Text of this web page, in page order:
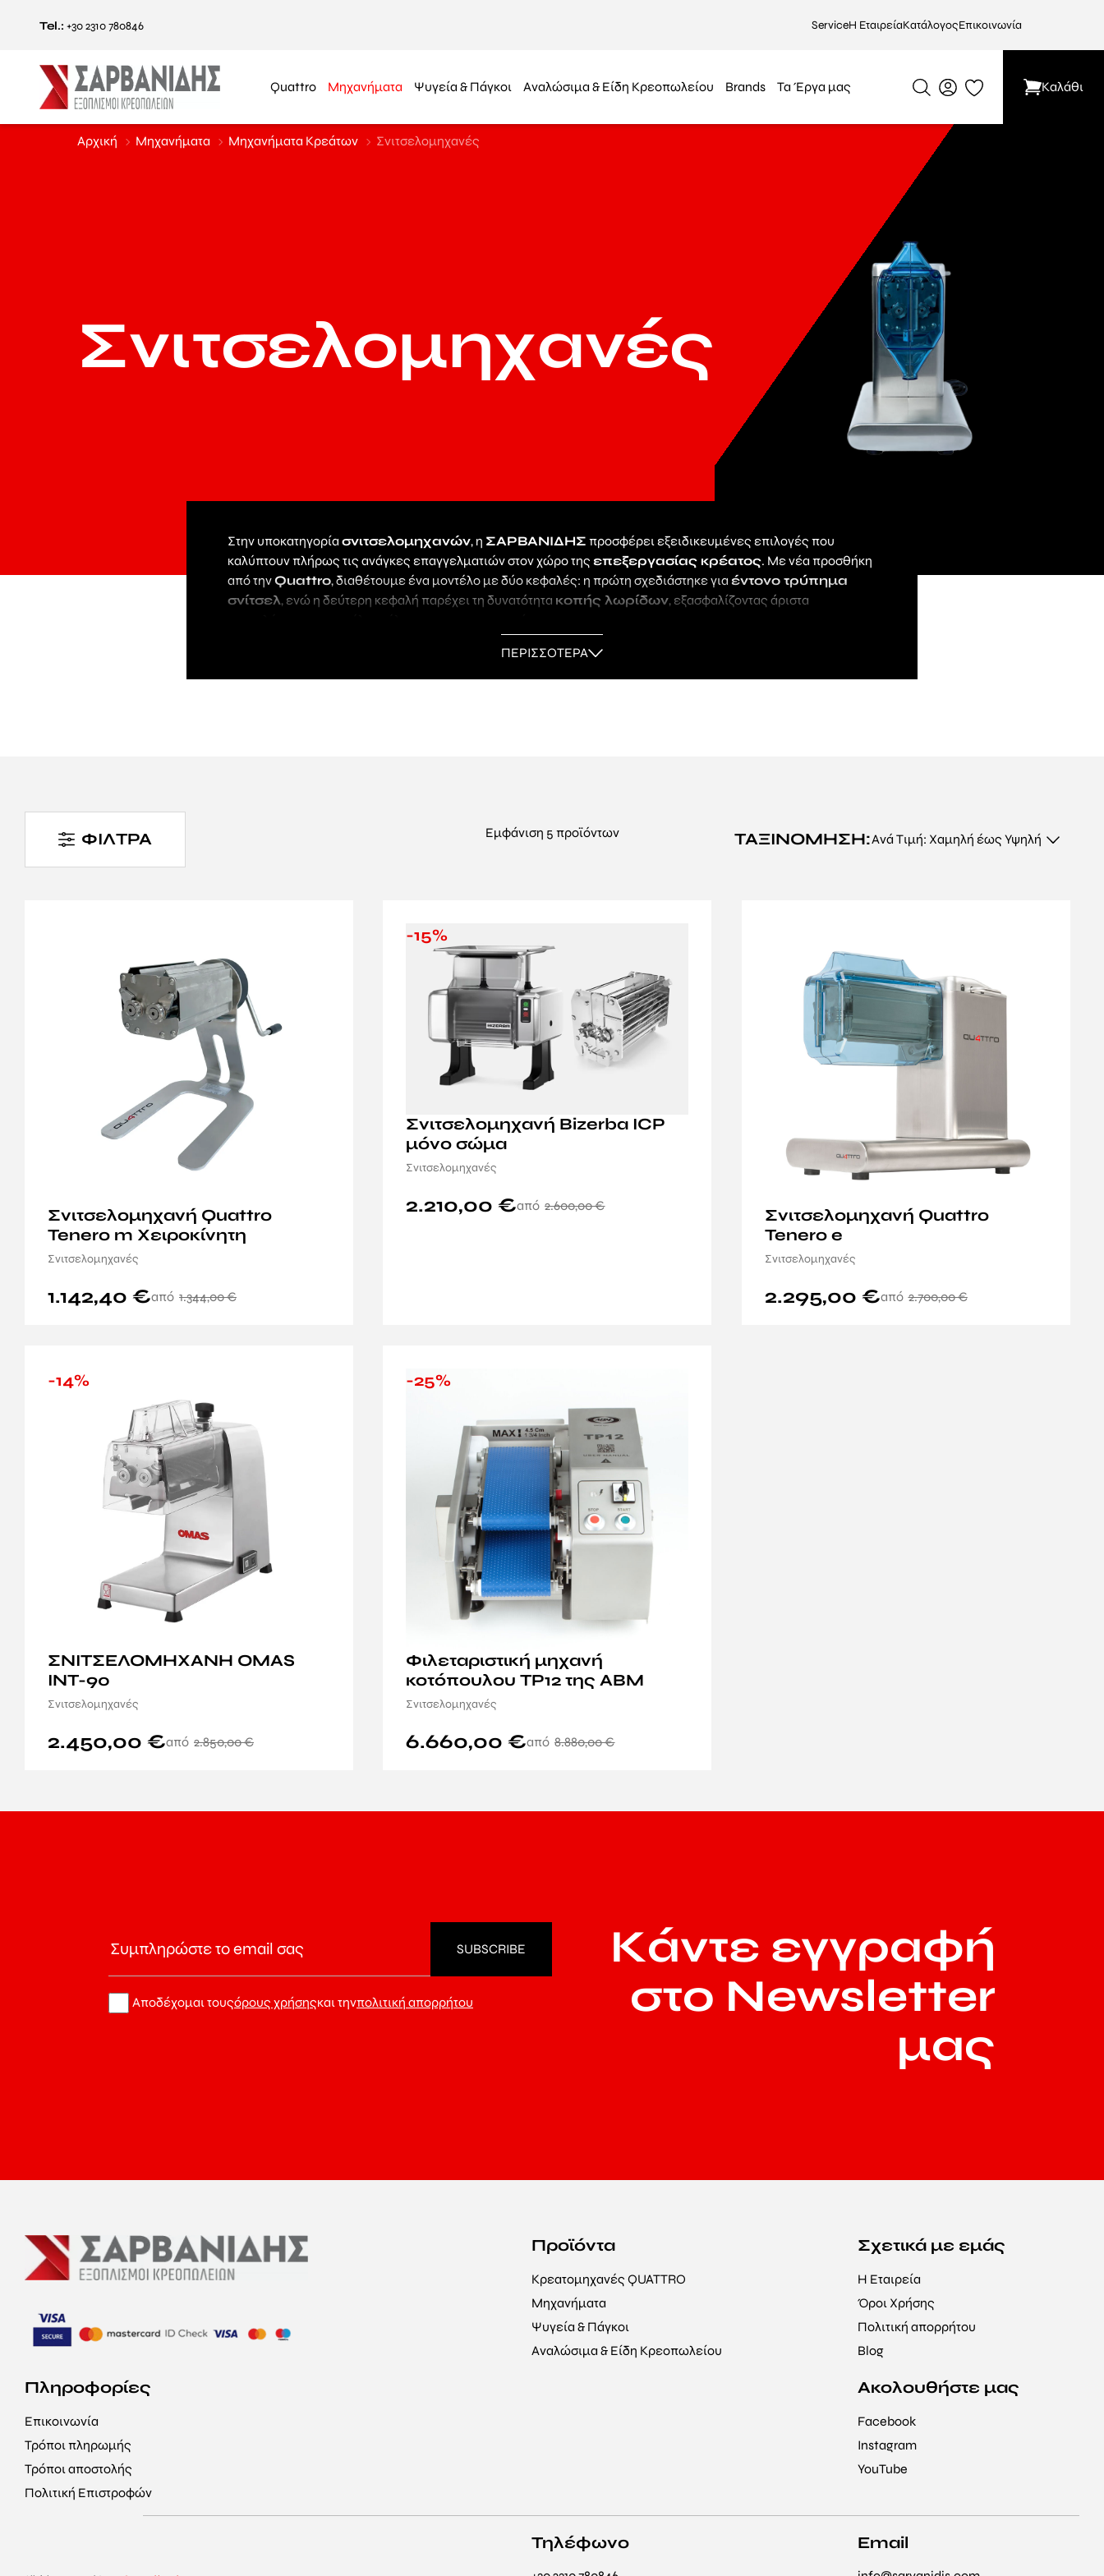
Tel.: +30 2310 780846 ServiceΗ ΕταιρείαΚατάλογοςΕπικοινωνία
Quattro Μηχανήματα Ψυγεία & Πάγκοι Αναλώσιμα & Είδη Κρεοπωλείου Brands Τα Έργα μας Καλάθι
Σνιτσελομηχανές
Στην υποκατηγορία σνιτσελομηχανών, η ΣΑΡΒΑΝΙΔΗΣ προσφέρει εξειδικευμένες επιλογές που
καλύπτουν πλήρως τις ανάγκες επαγγελματιών στον χώρο της επεξεργασίας κρέατος. Με νέα προσθήκη
από τηνQuattro, διαθέτουμε ένα μοντέλο με δύο κεφαλές: η πρώτη σχεδιάστηκε για έντονο τρύπημα
σνίτσελ, ενώ η δεύτερη κεφαλή παρέχει τη δυνατότητα κοπής λωρίδων, εξασφαλίζοντας άριστα
προσφέρει μια εξαιρετικά αξιόπιστη
που ανταποκρίνεται καλύτερα στις ανάγκες της επιχείρησής σας. Με εξειδικευμένες
ΠΕΡΙΣΣΟΤΕΡΑ
Αρχική Μηχανήματα Μηχανήματα Κρεάτων Σνιτσελομηχανές
ΦΙΛΤΡΑ Εμφάνιση 5 προϊόντων ΤΑΞΙΝΌΜΗΣΗ:
Σνιτσελομηχανή Quattro
Tenero m Χειροκίνητη
Σνιτσελομηχανές
1.344,00€
1.142,40 €
-15%
Σνιτσελομηχανή Bizerba ICP
μόνο σώμα
Σνιτσελομηχανές
2.600,00€
2.210,00€
Σνιτσελομηχανή Quattro
Tenero e
Σνιτσελομηχανές
2.700,00€
2.295,00 €
-14%
ΣΝΙΤΣΕΛΟΜΗΧΑΝΗ OMAS
INT-90
Σνιτσελομηχανές
2.850,00€
2.450,00 €
-25%
Φιλεταριστική μηχανή
κοτόπουλου TP12 της ABM
Σνιτσελομηχανές
8.880,00€
6.660,00€
Αποδέχομαι τουςόρους χρήσηςκαι τηνπολιτική απορρήτου
Κάντε εγγραφή
στο Newsletter
μας
Προϊόντα
Κρεατομηχανές QUATTRO
Μηχανήματα
Ψυγεία & Πάγκοι
Αναλώσιμα & Είδη Κρεοπωλείου
Σχετικά με εμάς
Η Εταιρεία
Όροι Χρήσης
Πολιτική απορρήτου
Blog
Πληροφορίες
Επικοινωνία
Τρόποι πληρωμής
Τρόποι αποστολής
Πολιτική Επιστροφών
Ακολουθήστε μας
Facebook
Instagram
YouTube
Τηλέφωνο Email